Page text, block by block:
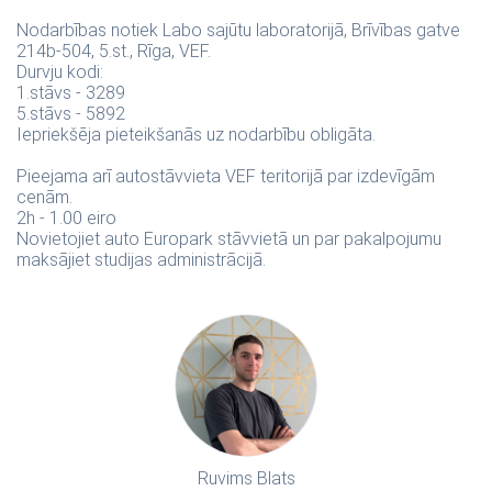
Nodarbības notiek Labo sajūtu laboratorijā, Brīvības gatve
214b-504, 5.st., Rīga, VEF.
Durvju kodi:
1.stāvs - 3289
5.stāvs - 5892
Iepriekšēja pieteikšanās uz nodarbību obligāta.
Pieejama arī autostāvvieta VEF teritorijā par izdevīgām
cenām.
2h - 1.00 eiro
Novietojiet auto Europark stāvvietā un par pakalpojumu
maksājiet studijas administrācijā.
Ruvims Blats